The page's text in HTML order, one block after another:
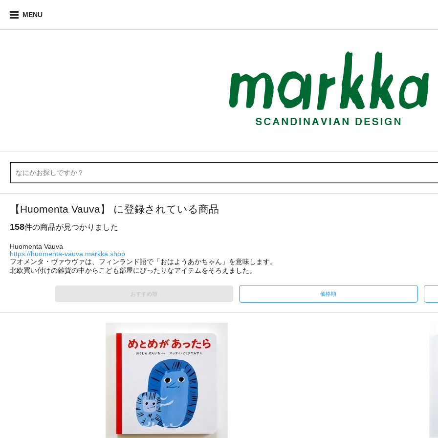
MENU
【Huomenta Vauva】 に登録されている商品
158件の商品が見つかりました
Huomenta Vauva
https://huomenta-vauva.markka.shop
フオメンタ・ヴァウヴァは、フィンランド語で「おはようあかちゃん」を意味します。
北欧買い付けの雑貨の中からこども部屋にぴったりなアイテムをそろえました。
おすすめ順 価格順